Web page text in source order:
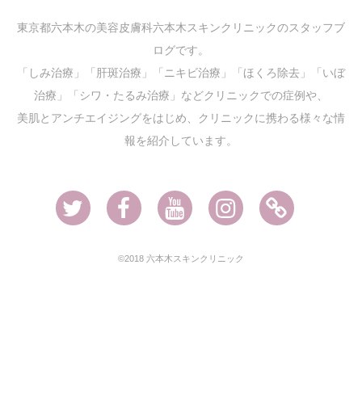
東京都六本木の美容皮膚科六本木スキンクリニックのスタッフブ
ログです。
「しみ治療」「肝斑治療」「ニキビ治療」「ほくろ除去」「いぼ
治療」「シワ・たるみ治療」などクリニックでの症例や、
美肌とアンチエイジングをはじめ、クリニックに携わる様々な情
報を紹介しています。
Twitter FacebookYoutube InstagramAmeblo
©2018 六本木スキンクリニック